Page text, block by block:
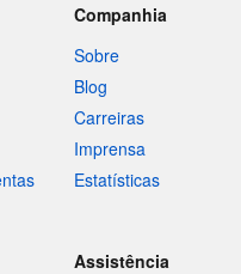
Companhia
Sobre
Blog
Carreiras
Imprensa
Estatísticas
Assistência